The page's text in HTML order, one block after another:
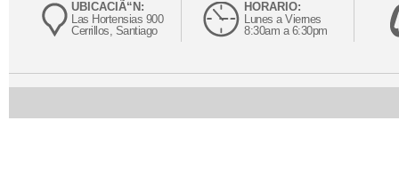
UBICACIÃ“N:
Las Hortensias 900
Cerrillos, Santiago
HORARIO:
Lunes a Viernes
8:30am a 6:30pm